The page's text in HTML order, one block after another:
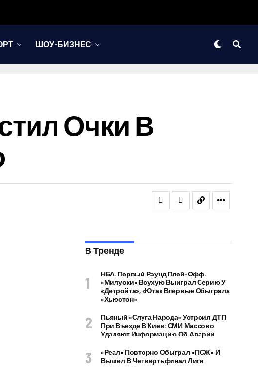
ШОУ-БИЗНЕС
Очки В
В Тренде
НБА. Первый Раунд Плей-Офф.
«Милуоки» Всухую Выиграл Серию У
«Детройта», «Юта» Впервые Обыграла
«Хьюстон»
Пьяный «слуга Народа» Устроил ДТП
При Въезде В Киев: СМИ Массово
Удаляют Информацию Об Аварии
«Реал» Повторно Обыграл «ПСЖ» И
Вышел В Четвертьфинал Лиги